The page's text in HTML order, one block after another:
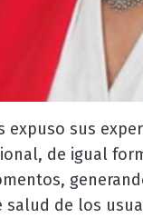
expuso sus
de igual
salud de los